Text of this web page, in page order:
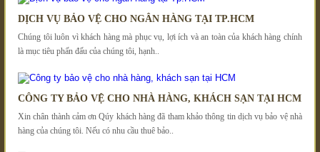
DỊCH VỤ BẢO VỆ CHO NGÂN HÀNG TẠI TP.HCM
Chúng tôi luôn vì khách hàng mà phục vụ, lợi ích và an toàn của khách hàng chính
là mục tiêu phấn đấu của chúng tôi, hạnh..
CÔNG TY BẢO VỆ CHO NHÀ HÀNG, KHÁCH SẠN TẠI HCM
Xin chân thành cảm ơn Qúy khách hàng đã tham khảo thông tin dịch vụ bảo vệ nhà
hàng của chúng tôi. Nếu có nhu cầu thuê bảo..